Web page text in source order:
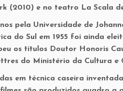
(2010) e no teatro La Scala
pela Universidade de
do Sul em 1955 foi ainda
os títulos Doutor Honoris
do Ministério da Cultura e
em técnica caseira